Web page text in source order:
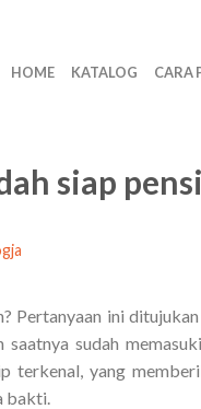
HOME KATALOG CARA
siap
Pertanyaan ini
sudah
terkenal, yang
bakti.